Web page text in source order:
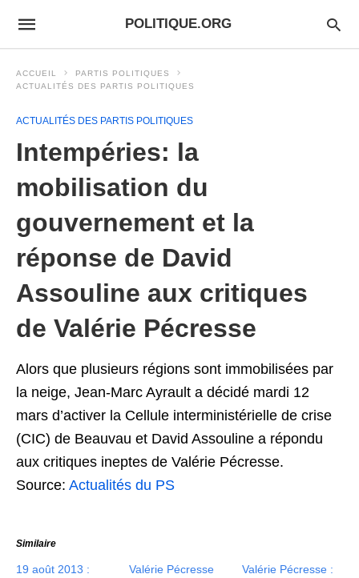
POLITIQUE.ORG
ACCUEIL
PARTIS POLITIQUES
ACTUALITÉS DES PARTIS POLITIQUES
ACTUALITÉS DES PARTIS POLITIQUES
Intempéries: la
mobilisation du
gouvernement et la
réponse de David
Assouline aux critiques
de Valérie Pécresse
Alors que plusieurs régions sont immobilisées par
la neige, Jean-Marc Ayrault a décidé mardi 12
mars d’activer la Cellule interministérielle de crise
(CIC) de Beauvau et David Assouline a répondu
aux critiques ineptes de Valérie Pécresse.
Source: Actualités du PS
Similaire
19 août 2013 :
Valérie Pécresse
Valérie Pécresse :